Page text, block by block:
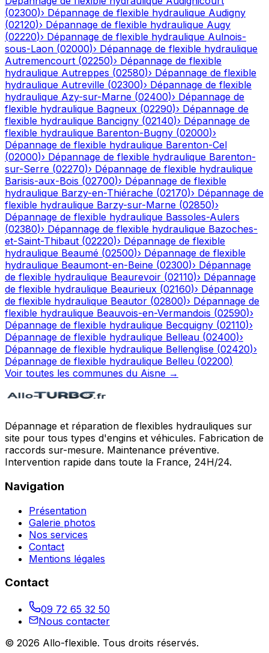
(02300)› Dépannage de flexible hydraulique Audigny
(02120)› Dépannage de flexible hydraulique Augy
(02220)› Dépannage de flexible hydraulique Aulnois-
sous-Laon (02000)› Dépannage de flexible hydraulique
Autremencourt (02250)› Dépannage de flexible
hydraulique Autreppes (02580)› Dépannage de flexible
hydraulique Autreville (02300)› Dépannage de flexible
hydraulique Azy-sur-Marne (02400)› Dépannage de
flexible hydraulique Bagneux (02290)› Dépannage de
flexible hydraulique Bancigny (02140)› Dépannage de
flexible hydraulique Barenton-Bugny (02000)›
Dépannage de flexible hydraulique Barenton-Cel
(02000)› Dépannage de flexible hydraulique Barenton-
sur-Serre (02270)› Dépannage de flexible hydraulique
Barisis-aux-Bois (02700)› Dépannage de flexible
hydraulique Barzy-en-Thiérache (02170)› Dépannage de
flexible hydraulique Barzy-sur-Marne (02850)›
Dépannage de flexible hydraulique Bassoles-Aulers
(02380)› Dépannage de flexible hydraulique Bazoches-
et-Saint-Thibaut (02220)› Dépannage de flexible
hydraulique Beaumé (02500)› Dépannage de flexible
hydraulique Beaumont-en-Beine (02300)› Dépannage
de flexible hydraulique Beaurevoir (02110)› Dépannage
de flexible hydraulique Beaurieux (02160)› Dépannage
de flexible hydraulique Beautor (02800)› Dépannage de
flexible hydraulique Beauvois-en-Vermandois (02590)›
Dépannage de flexible hydraulique Becquigny (02110)›
Dépannage de flexible hydraulique Belleau (02400)›
Dépannage de flexible hydraulique Bellenglise (02420)›
Dépannage de flexible hydraulique Belleu (02200)
Voir toutes les communes du Aisne →
Dépannage et réparation de flexibles hydrauliques sur
site pour tous types d'engins et véhicules. Fabrication de
raccords sur-mesure. Maintenance préventive.
Intervention rapide dans toute la France, 24H/24.
Navigation
Présentation
Galerie photos
Nos services
Contact
Mentions légales
Contact
09 72 65 32 50
Nous contacter
© 2026 Allo-flexible. Tous droits réservés.